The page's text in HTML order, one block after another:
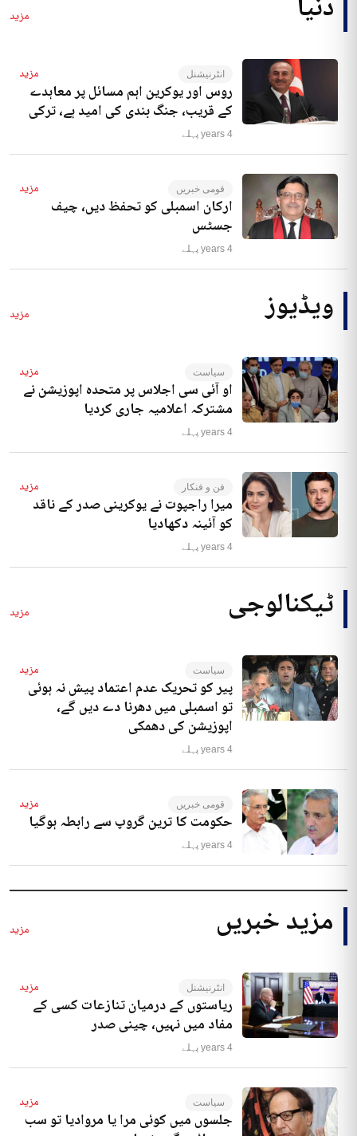
دنیا
انٹرنیشنل مزید
روس اور یوکرین اہم مسائل پر معاہدے
کے قریب، جنگ بندی کی امید ہے، ترکی
4 years پہلے
قومی خبریں
ارکان اسمبلی کو تحفظ دیں، چیف
جسٹس
4 years پہلے
ویڈیوز
سیاست مزید
او آئی سی اجلاس پر متحدہ اپوزیشن نے
مشترکہ اعلامیہ جاری کردیا
4 years پہلے
فن و فنکار مزید
میرا راجپوت نے یوکرینی صدر کے ناقد
کو آئینہ دکھادیا
4 years پہلے
ٹیکنالوجی
سیاست مزید
پیر کو تحریک عدم اعتماد پیش نہ ہوئی
تو اسمبلی میں دھرنا دے دیں گے،
اپوزیشن کی دھمکی
4 years پہلے
قومی خبریں مزید
حکومت کا ترین گروپ سے رابطہ ہوگیا
4 years پہلے
مزید خبریں
انٹرنیشنل مزید
ریاستوں کے درمیان تنازعات کسی کے
مفاد میں نہیں، چینی صدر
4 years پہلے
سیاست مزید